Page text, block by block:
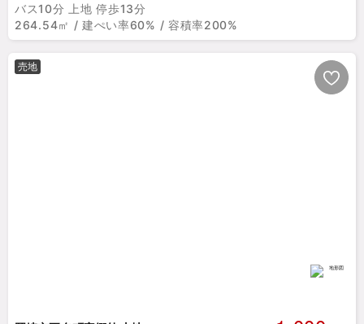
バス10分 上地 停歩13分
264.54㎡ / 建ぺい率60% / 容積率200%
売地